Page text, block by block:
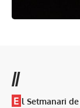
//
E l Setmanari